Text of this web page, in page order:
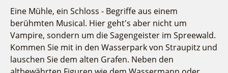
WFG
Eine Mühle, ein Schloss - Begriffe aus einem
berühmten Musical. Hier geht's aber nicht um
Vampire, sondern um die Sagengeister im Spreewald.
Kommen Sie mit in den Wasserpark von Straupitz und
lauschen Sie dem alten Grafen. Neben den